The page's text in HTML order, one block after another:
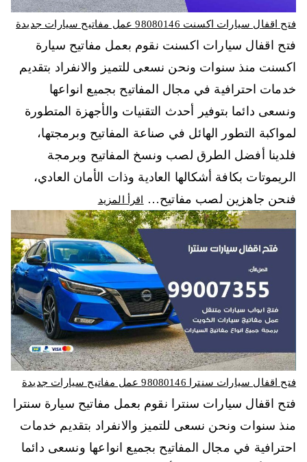
فتح اقفال سيارات اكسنت 98080146‬ عمل مفاتيح سيارات جديدة
فتح اقفال سيارات اكسنت نقوم بعمل مفاتيح سيارة
اكسنت منذ سنوات ونحن نسعى للتميز والانفراد بتقديم
خدمات احترافية في مجال المفاتيح بجميع انواعها
ونسعى دائما بتوفير أحدث التقنيات والأجهزة المتطورة
لمواكبة التطور الهائل في صناعة المفاتيح وبرمجتها،
فلدينا أفضل الطرق لصب ونسخ المفاتيح وبرمجة
الريموتات بكافة أشكالها العادية وذات الأمان العادي،
فنحن جاهزين لصب مفاتيح…
اقرأ المزيد
فتح اقفال سيارات سنترا 98080146‬ عمل مفاتيح سيارات جديدة
فتح اقفال سيارات سنترا نقوم بعمل مفاتيح سيارة سنترا
منذ سنوات ونحن نسعى للتميز والانفراد بتقديم خدمات
احترافية في مجال المفاتيح بجميع انواعها ونسعى دائما